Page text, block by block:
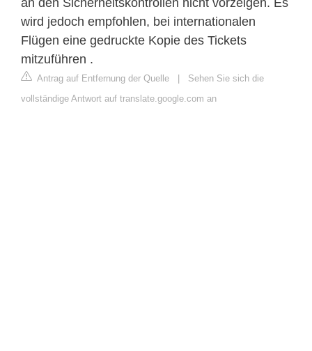
wird jedoch empfohlen, bei internationalen
Flügen eine gedruckte Kopie des Tickets
mitzuführen .
Antrag auf Entfernung der Quelle | Sehen Sie sich die
vollständige Antwort auf translate.google.com an